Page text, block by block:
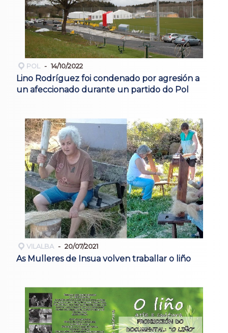
POL 14/10/2022
Lino Rodríguez foi condenado por agresión a
un afeccionado durante un partido do Pol
VILALBA 20/07/2021
As Mulleres de Insua volven traballar o liño